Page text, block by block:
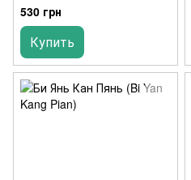
530 грн
Купить